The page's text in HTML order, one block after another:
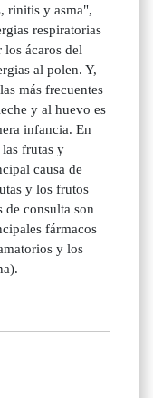
rinitis y asma",
respiratorias
los ácaros del
al polen. Y,
más frecuentes
y al huevo es
infancia. En
frutas y
causa de
y los frutos
de consulta son
fármacos
y los